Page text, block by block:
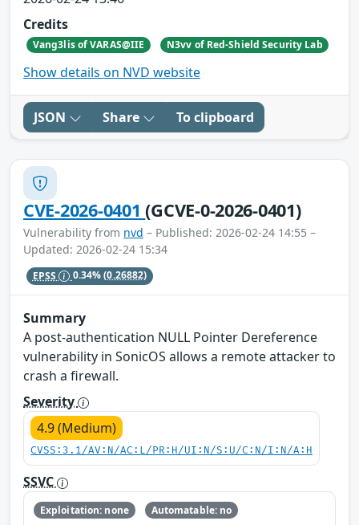
Credits
Vang3lis of VARAS@IIE N3vv of Red-Shield Security Lab
Show details on NVD website
JSON Share To clipboard
CVE-2026-0401(GCVE-0-2026-0401)
Vulnerability from nvd – Published: 2026-02-24 14:55 –
Updated: 2026-02-24 15:34
EPSS 0.34%(0.26882)
Summary
A post-authentication NULL Pointer Dereference
vulnerability in SonicOS allows a remote attacker to
crash a firewall.
Severity
4.9 (Medium)
CVSS:3.1/AV:N/AC:L/PR:H/UI:N/S:U/C:N/I:N/A:H
SSVC
Exploitation: none
Automatable: no